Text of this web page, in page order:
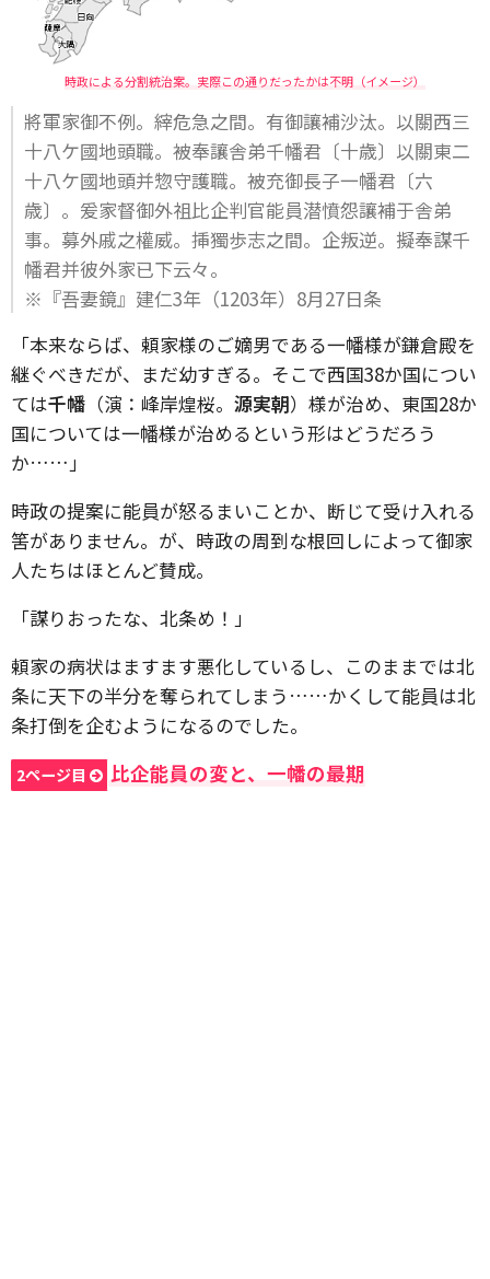
時政による分割統治案。実際この通りだったかは不明（イメージ）
將軍家御不例。縡危急之間。有御讓補沙汰。以關西三
十八ケ國地頭職。被奉讓舎弟千幡君〔十歳〕以關東二
十八ケ國地頭并惣守護職。被充御長子一幡君〔六
歳〕。爰家督御外祖比企判官能員潜憤怨讓補于舎弟
事。募外戚之權威。挿獨歩志之間。企叛逆。擬奉謀千
幡君并彼外家已下云々。
※『吾妻鏡』建仁3年（1203年）8月27日条
「本来ならば、頼家様のご嫡男である一幡様が鎌倉殿を
継ぐべきだが、まだ幼すぎる。そこで西国38か国につい
ては千幡 （演：峰岸煌桜。 源実朝）様が治め、東国28か
国については一幡様が治めるという形はどうだろう
か……」
時政の提案に能員が怒るまいことか、断じて受け入れる
筈がありません。が、時政の周到な根回しによって御家
人たちはほとんど賛成。
「謀りおったな、北条め！」
頼家の病状はますます悪化しているし、このままでは北
条に天下の半分を奪られてしまう……かくして能員は北
条打倒を企むようになるのでした。
2ページ目 比企能員の変と、一幡の最期